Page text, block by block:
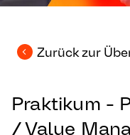
Zurück zur
Praktikum -
/ Value